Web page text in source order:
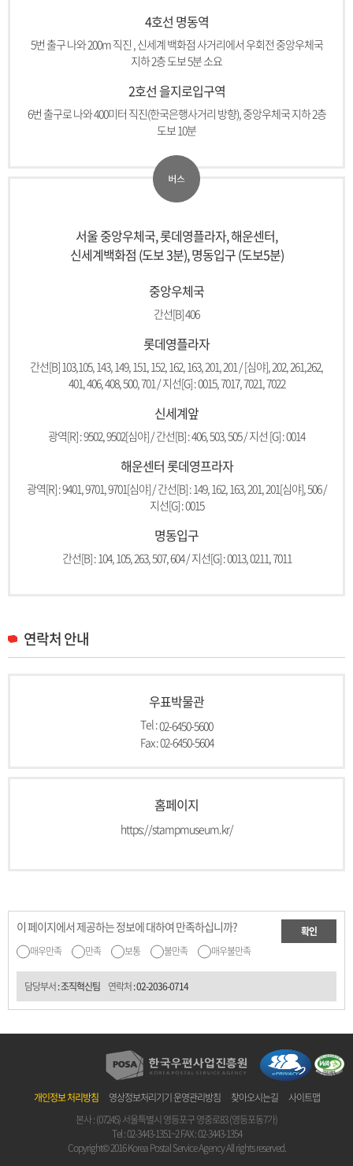
4호선 명동역
5번 출구 나와 200m 직진 , 신세계 백화점 사거리에서 우회전 중앙우체국
지하 2층 도보 5분 소요
2호선 을지로입구역
6번 출구로 나와 400미터 직진(한국은행사거리 방향), 중앙우체국 지하 2층
도보 10분
서울 중앙우체국, 롯데영플라자, 해운센터,
신세계백화점 (도보 3분), 명동입구 (도보5분)
중앙우체국
간선[B] 406
롯데영플라자
간선[B] 103,105, 143, 149, 151, 152, 162, 163, 201, 201 / [심야], 202, 261,262,
401, 406, 408, 500, 701 / 지선[G] : 0015, 7017, 7021, 7022
신세계앞
광역[R] : 9502, 9502[심야] / 간선[B] : 406, 503, 505 / 지선 [G] : 0014
해운센터 롯데영프라자
광역[R] : 9401, 9701, 9701[심야] / 간선[B] : 149, 162, 163, 201, 201[심야], 506 /
지선[G] : 0015
명동입구
간선[B] : 104, 105, 263, 507, 604 / 지선[G] : 0013, 0211, 7011
연락처 안내
우표박물관
Tel :02-6450-5600
Fax : 02-6450-5604
홈페이지
https://stampmuseum.kr/
이 페이지에서 제공하는 정보에 대하여 만족하십니까?
매우만족 만족 보통 불만족 매우불만족
확인
담당부서: 조직혁신팀 연락처:02-2036-0714
개인정보 처리방침 영상정보처리기기 운영관리방침 찾아오시는길
사이트맵
본사 : (07245) 서울특별시 영등포구 영중로83 (영등포동7가)
Tel :02-3443-1351~2FAX : 02-3443-1354
Copyright© 2016 Korea Postal Service Agency All rights reserved.